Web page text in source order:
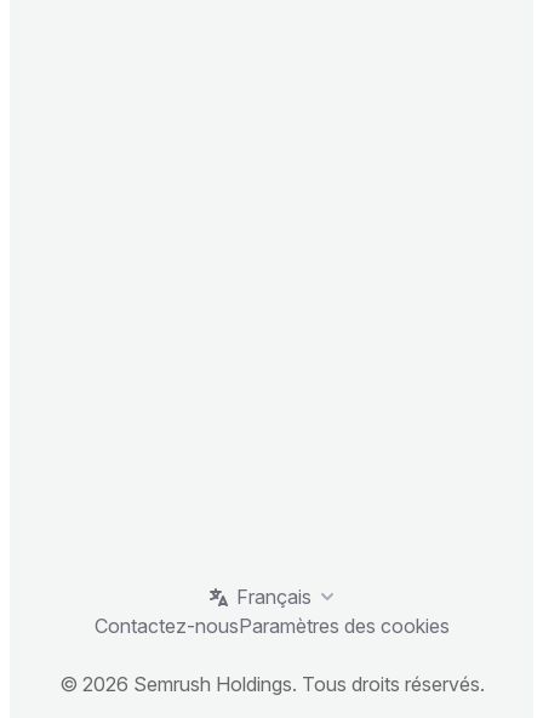
Français
Contactez-nousParamètres des cookies
© 2026 Semrush Holdings. Tous droits réservés.